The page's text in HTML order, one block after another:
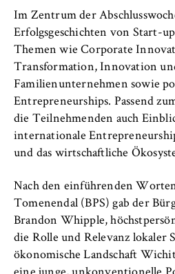
o
m
i
c
s
a
n
d
L
w
Organisation der
Serviceeinrichtungen
Stellenangebote
Im Zentrum der
Erfolgsgeschichten von Start-
Themen wie Corporate
Transformation, Innovation
Familienunternehmen sowie
Entrepreneurships. Passend
die Teilnehmenden auch
internationale
und das wirtschaftliche
Nach den einführenden
Tomenendal (BPS) gab der
Brandon Whipple,
die Rolle und Relevanz lokaler
ökonomische Landschaft
Zweck:
Dient der Identifizierung
Browsersitzung für
Benutzer (z. B. im
Mitgliederbereich). Er
Session-ID und sorgt
während des Besuchs
Cookie Laufzeit:
Für die Dauer der
MARKETING
Youtube
Name: